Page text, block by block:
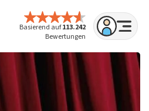
Basierend auf113.242
Bewertungen